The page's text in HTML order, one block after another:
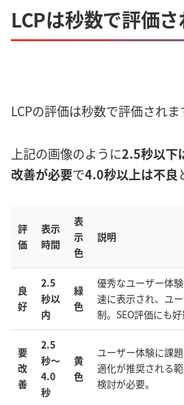
LCPは秒数で評価さ
LCPの評価は秒数で評価されま
上記の画像のように2.5秒以下
改善が必要で4.0秒以上は不良
評
価
表示
時間
表
示
色
説明
良
好
2.5
秒以
内
緑
色
優秀なユーザー体
速に表示され、ユ
制。SEO評価にも好
要
改
善
2.5
秒〜
4.0
秒
黄
色
ユーザー体験に課
適化が推奨される
検討が必要。